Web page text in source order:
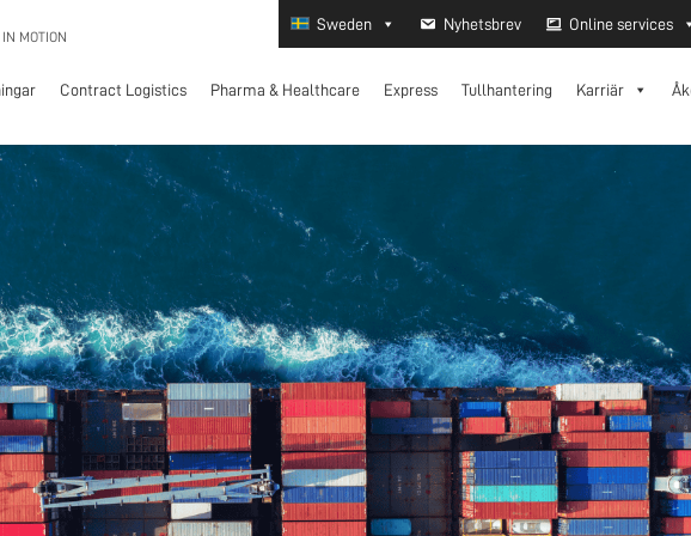
MOTION
Sweden Nyhetsbrev Online services
Contract Logistics Pharma & Healthcare Express Tullhantering Karriär